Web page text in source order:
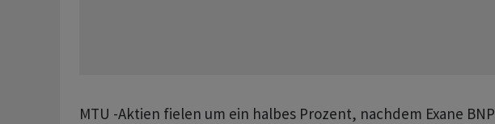
MTU -Aktien fielen um ein halbes Prozent, nachdem Exane BNP